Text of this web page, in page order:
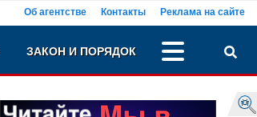
Об агентстве Контакты Реклама на сайте
ЗАКОН И ПОРЯДОК